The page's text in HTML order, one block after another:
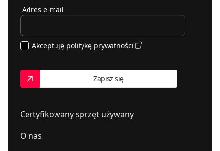
Certyfikowany sprzęt używany
O nas
Adres e-mail
Akceptuję politykę prywatności
Zapisz się